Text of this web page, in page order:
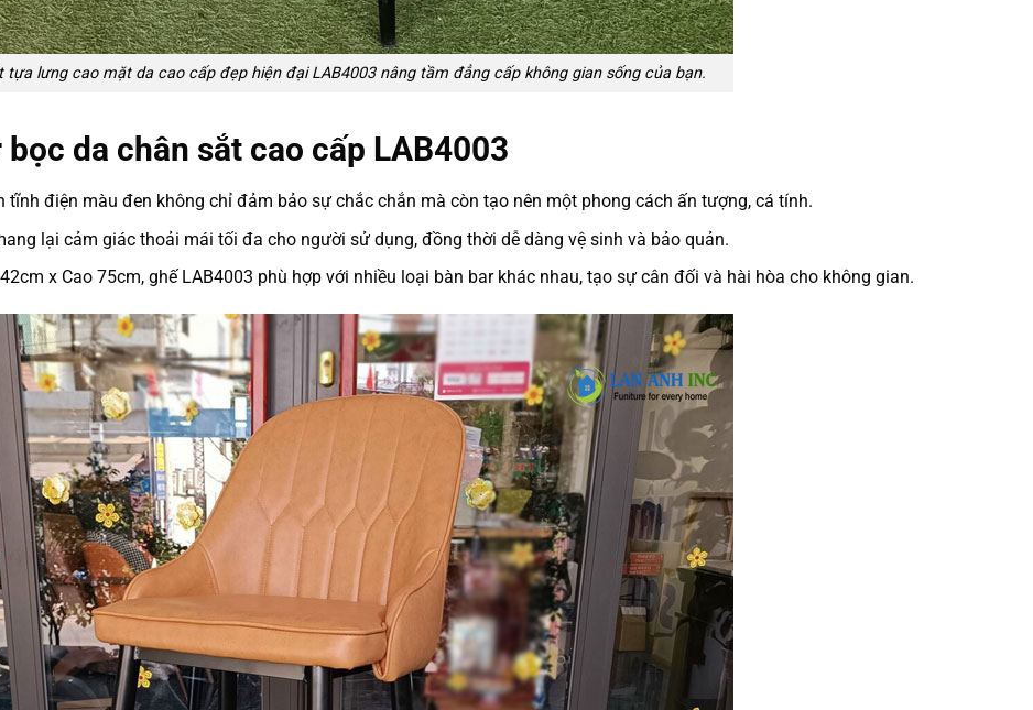
tựa lưng cao mặt da cao cấp đẹp hiện đại LAB4003 nâng tầm đẳng cấp không gian sống của bạn.
da chân sắt cao cấp LAB4003
điện màu đen không chỉ đảm bảo sự chắc chắn mà còn tạo nên một phong cách ấn tượng, cá tính.
lại cảm giác thoải mái tối đa cho người sử dụng, đồng thời dễ dàng vệ sinh và bảo quản.
x Cao 75cm, ghế LAB4003 phù hợp với nhiều loại bàn bar khác nhau, tạo sự cân đối và hài hòa cho không gian.